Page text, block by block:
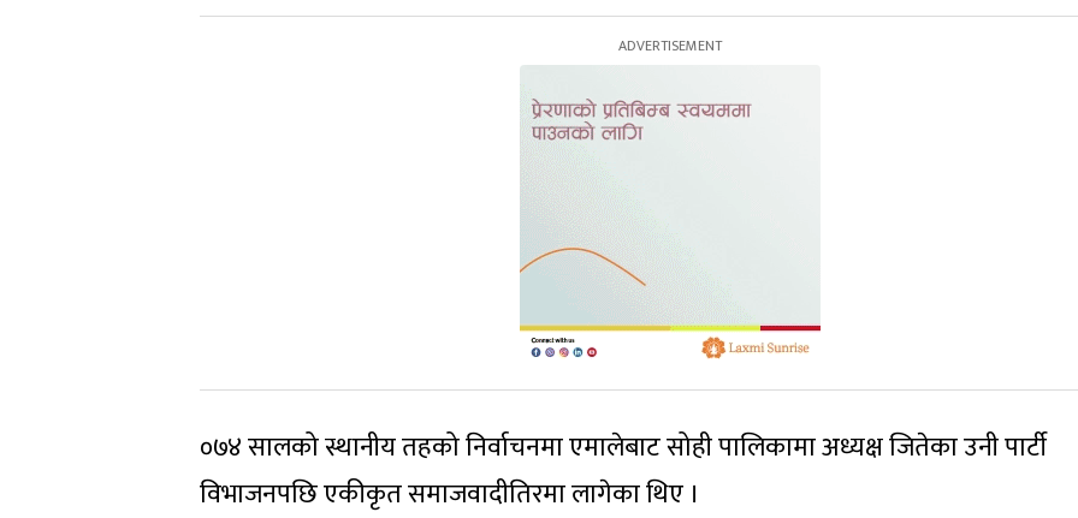
०७४ सालको स्थानीय तहको निर्वाचनमा एमालेबाट सोही पालिकामा अध्यक्ष जितेका उनी पार्टी
विभाजनपछि एकीकृत समाजवादीतिरमा लागेका थिए ।